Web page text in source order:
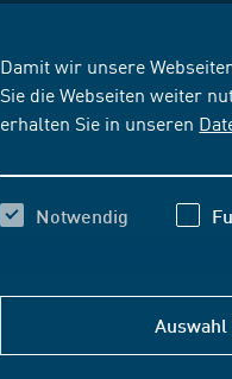
Damit wir unsere
Sie die Webseiten weiter
erhalten Sie in unseren
Notwendig
Auswahl